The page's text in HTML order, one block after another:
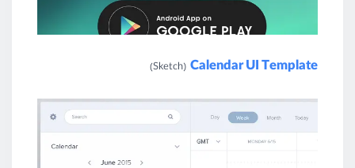
Calendar UI Template
(Sketch)